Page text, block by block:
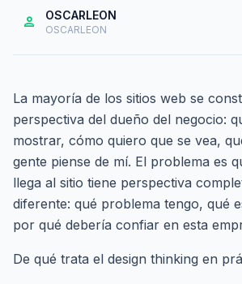
person OSCARLEON
OSCARLEON
La mayoría de los sitios web se
perspectiva del dueño del negocio:
mostrar, cómo quiero que se vea,
gente piense de mí. El problema es
llega al sitio tiene perspectiva
diferente: qué problema tengo, qué
por qué debería confiar en esta
De qué trata el design thinking en